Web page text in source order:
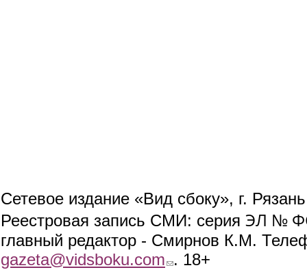
Сетевое издание «Вид сбоку», г.
Реестровая запись СМИ: серия ЭЛ №
главный редактор - Смирнов К.М.
gazeta@vidsboku.com (link sends e-mail)
. 18+